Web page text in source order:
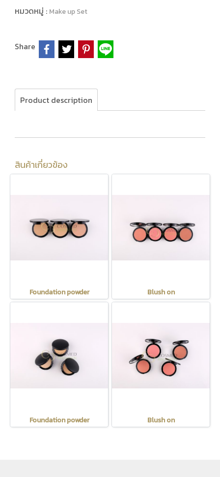
หมวดหมู่ : Make up Set
Share
Product description
สินค้าเกี่ยวข้อง
Foundation powder Blush on
Foundation powder Blush on